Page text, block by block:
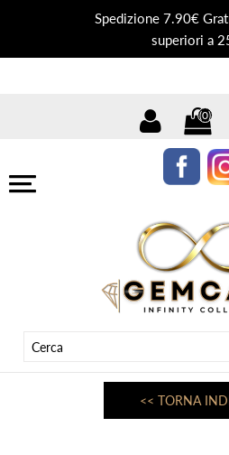
Spedizione 7.90€
superiori a
(0)
<< TORNA